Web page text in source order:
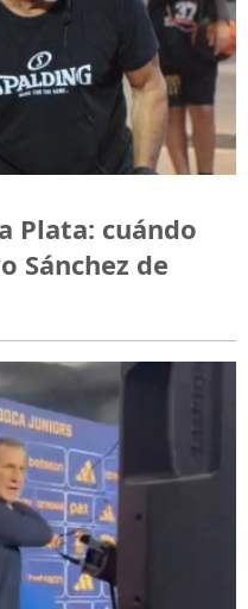
Plata: cuándo
Sánchez de